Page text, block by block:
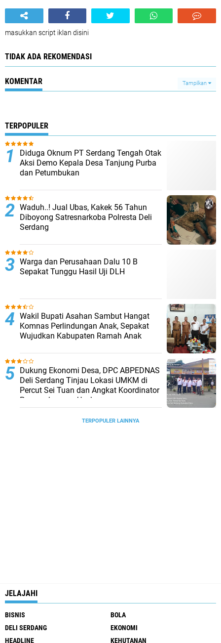
masukkan script iklan disini
TIDAK ADA REKOMENDASI
KOMENTAR Tampilkan
TERPOPULER
Diduga Oknum PT Serdang Tengah Otak
Aksi Demo Kepala Desa Tanjung Purba
dan Petumbukan
Waduh..! Jual Ubas, Kakek 56 Tahun
Diboyong Satresnarkoba Polresta Deli
Serdang
Warga dan Perusahaan Dalu 10 B
Sepakat Tunggu Hasil Uji DLH
Wakil Bupati Asahan Sambut Hangat
Komnas Perlindungan Anak, Sepakat
Wujudkan Kabupaten Ramah Anak
Dukung Ekonomi Desa, DPC ABPEDNAS
Deli Serdang Tinjau Lokasi UMKM di
Percut Sei Tuan dan Angkat Koordinator
Pengembangan Usaha
TERPOPULER LAINNYA
JELAJAHI
BISNIS
BOLA
DELI SERDANG
EKONOMI
HEADLINE
KEHUTANAN